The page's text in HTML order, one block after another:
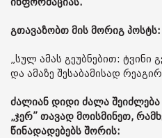
გთავაზობთ მის მორიგ პოსტს:
„სულ ამას გეუბნებით: ტვინი
და ამაზე შესაბამისად
ძალიან დიდი ძალა შეიძლება
„ჯერ” თავად მოისმინეთ,
წინადადებებს შორის: